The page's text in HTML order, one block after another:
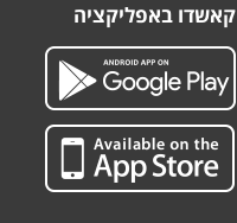
קאשדו באפליקציה